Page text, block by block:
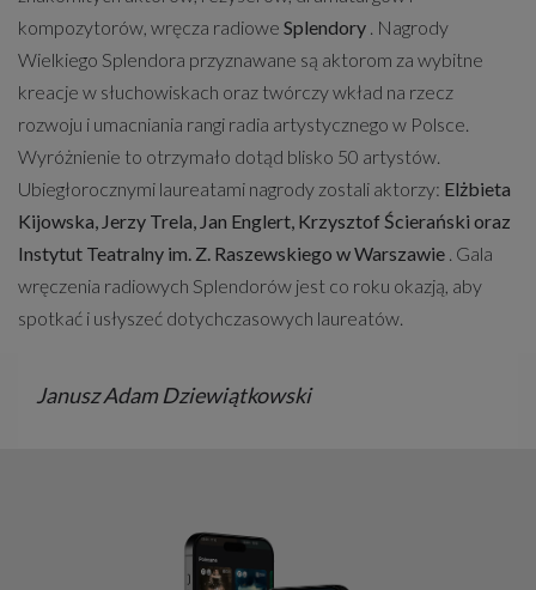
kompozytorów, wręcza radiowe Splendory . Nagrody
Wielkiego Splendora przyznawane są aktorom za wybitne
kreacje w słuchowiskach oraz twórczy wkład na rzecz
rozwoju i umacniania rangi radia artystycznego w Polsce.
Wyróżnienie to otrzymało dotąd blisko 50 artystów.
Ubiegłorocznymi laureatami nagrody zostali aktorzy: Elżbieta
Kijowska, Jerzy Trela, Jan Englert, Krzysztof Ścierański oraz
Instytut Teatralny im. Z. Raszewskiego w Warszawie . Gala
wręczenia radiowych Splendorów jest co roku okazją, aby
spotkać i usłyszeć dotychczasowych laureatów.
Janusz Adam Dziewiątkowski